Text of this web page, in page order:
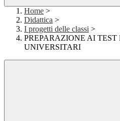
Home >
Didattica >
I progetti delle classi >
PREPARAZIONE AI TEST
UNIVERSITARI